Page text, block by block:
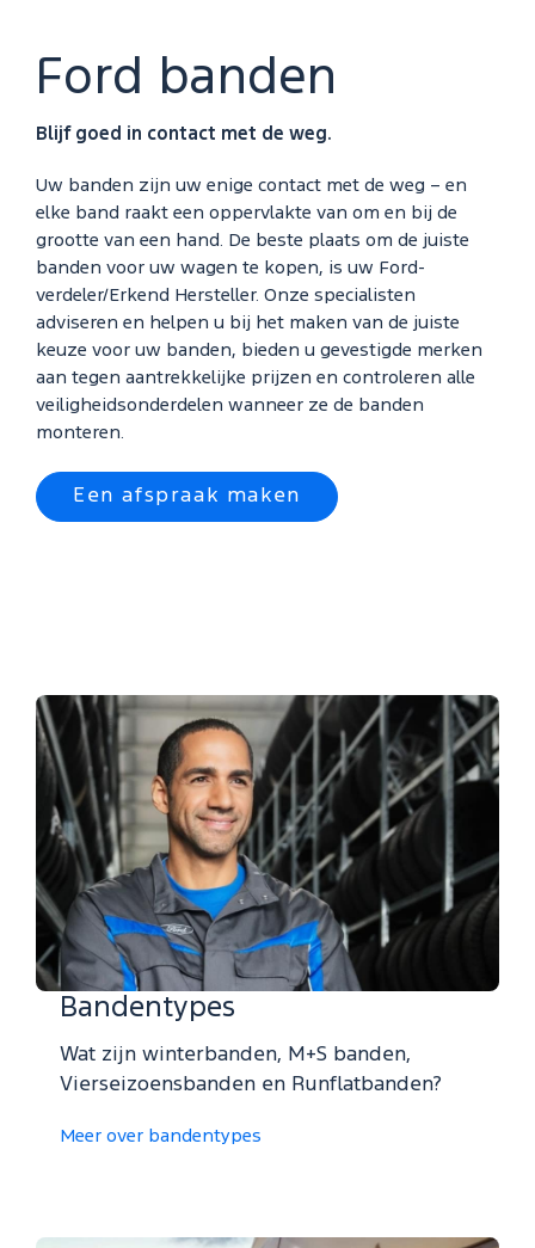
Ford banden
Blijf goed in contact met de weg.
Uw banden zijn uw enige contact met de weg – en
elke band raakt een oppervlakte van om en bij de
grootte van een hand. De beste plaats om de juiste
banden voor uw wagen te kopen, is uw Ford-
verdeler/Erkend Hersteller. Onze specialisten
adviseren en helpen u bij het maken van de juiste
keuze voor uw banden, bieden u gevestigde merken
aan tegen aantrekkelijke prijzen en controleren alle
veiligheidsonderdelen wanneer ze de banden
monteren.
Een afspraak maken
Bandentypes
Wat zijn winterbanden, M+S banden,
Vierseizoensbanden en Runflatbanden?
Meer over bandentypes